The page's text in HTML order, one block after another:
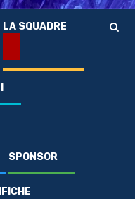
LA SQUADRE
SPONSOR